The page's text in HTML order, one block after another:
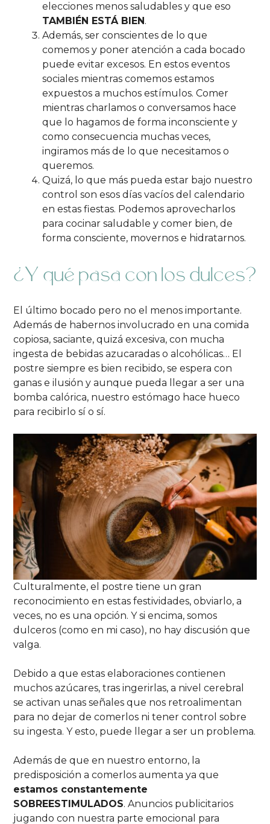
elecciones menos saludables y que eso
TAMBIÉN ESTÁ BIEN.
Además, ser conscientes de lo que
comemos y poner atención a cada bocado
puede evitar excesos. En estos eventos
sociales mientras comemos estamos
expuestos a muchos estímulos. Comer
mientras charlamos o conversamos hace
que lo hagamos de forma inconsciente y
como consecuencia muchas veces,
ingiramos más de lo que necesitamos o
queremos.
Quizá, lo que más pueda estar bajo nuestro
control son esos días vacíos del calendario
en estas fiestas. Podemos aprovecharlos
para cocinar saludable y comer bien, de
forma consciente, movernos e hidratarnos.
¿Y qué pasa con los dulces?
El último bocado pero no el menos importante.
Además de habernos involucrado en una comida
copiosa, saciante, quizá excesiva, con mucha
ingesta de bebidas azucaradas o alcohólicas… El
postre siempre es bien recibido, se espera con
ganas e ilusión y aunque pueda llegar a ser una
bomba calórica, nuestro estómago hace hueco
para recibirlo sí o sí.
Culturalmente, el postre tiene un gran
reconocimiento en estas festividades, obviarlo, a
veces, no es una opción. Y si encima, somos
dulceros (como en mi caso), no hay discusión que
valga.
Debido a que estas elaboraciones contienen
muchos azúcares, tras ingerirlas, a nivel cerebral
se activan unas señales que nos retroalimentan
para no dejar de comerlos ni tener control sobre
su ingesta. Y esto, puede llegar a ser un problema.
Además de que en nuestro entorno, la
predisposición a comerlos aumenta ya que
estamos constantemente
SOBREESTIMULADOS. Anuncios publicitarios
jugando con nuestra parte emocional para